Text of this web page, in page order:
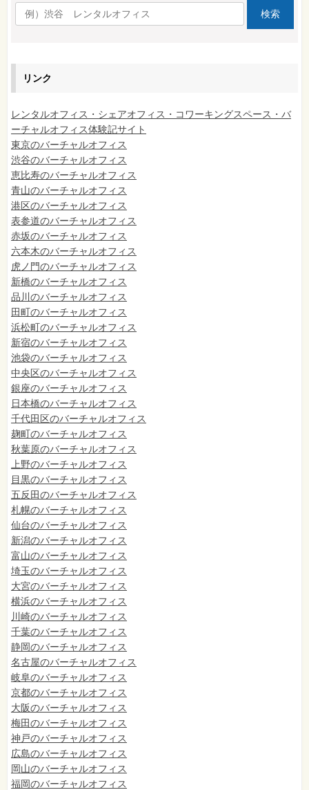
リンク
レンタルオフィス・シェアオフィス・コワーキングスペース・バ
ーチャルオフィス体験記サイト
東京のバーチャルオフィス
渋谷のバーチャルオフィス
恵比寿のバーチャルオフィス
青山のバーチャルオフィス
港区のバーチャルオフィス
表参道のバーチャルオフィス
赤坂のバーチャルオフィス
六本木のバーチャルオフィス
虎ノ門のバーチャルオフィス
新橋のバーチャルオフィス
品川のバーチャルオフィス
田町のバーチャルオフィス
浜松町のバーチャルオフィス
新宿のバーチャルオフィス
池袋のバーチャルオフィス
中央区のバーチャルオフィス
銀座のバーチャルオフィス
日本橋のバーチャルオフィス
千代田区のバーチャルオフィス
麹町のバーチャルオフィス
秋葉原のバーチャルオフィス
上野のバーチャルオフィス
目黒のバーチャルオフィス
五反田のバーチャルオフィス
札幌のバーチャルオフィス
仙台のバーチャルオフィス
新潟のバーチャルオフィス
富山のバーチャルオフィス
埼玉のバーチャルオフィス
大宮のバーチャルオフィス
横浜のバーチャルオフィス
川崎のバーチャルオフィス
千葉のバーチャルオフィス
静岡のバーチャルオフィス
名古屋のバーチャルオフィス
岐阜のバーチャルオフィス
京都のバーチャルオフィス
大阪のバーチャルオフィス
梅田のバーチャルオフィス
神戸のバーチャルオフィス
広島のバーチャルオフィス
岡山のバーチャルオフィス
福岡のバーチャルオフィス